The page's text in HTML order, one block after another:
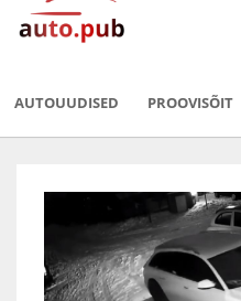
AUTOUUDISED PROOVISÕIT